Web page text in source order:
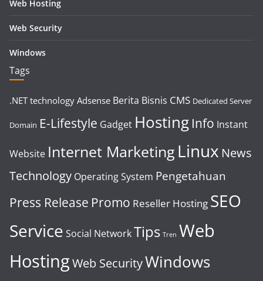
Web Hosting
Web Security
Windows
Tags
.NET technology Adsense Berita Bisnis CMS Dedicated Server
Domain E-Lifestyle Gadget Hosting Info Instant
Website Internet Marketing Linux News
Technology Operating System Pengetahuan
Press Release Promo Reseller Hosting SEO
Service Social NetworkTips Tren Web
HostingWeb SecurityWindows